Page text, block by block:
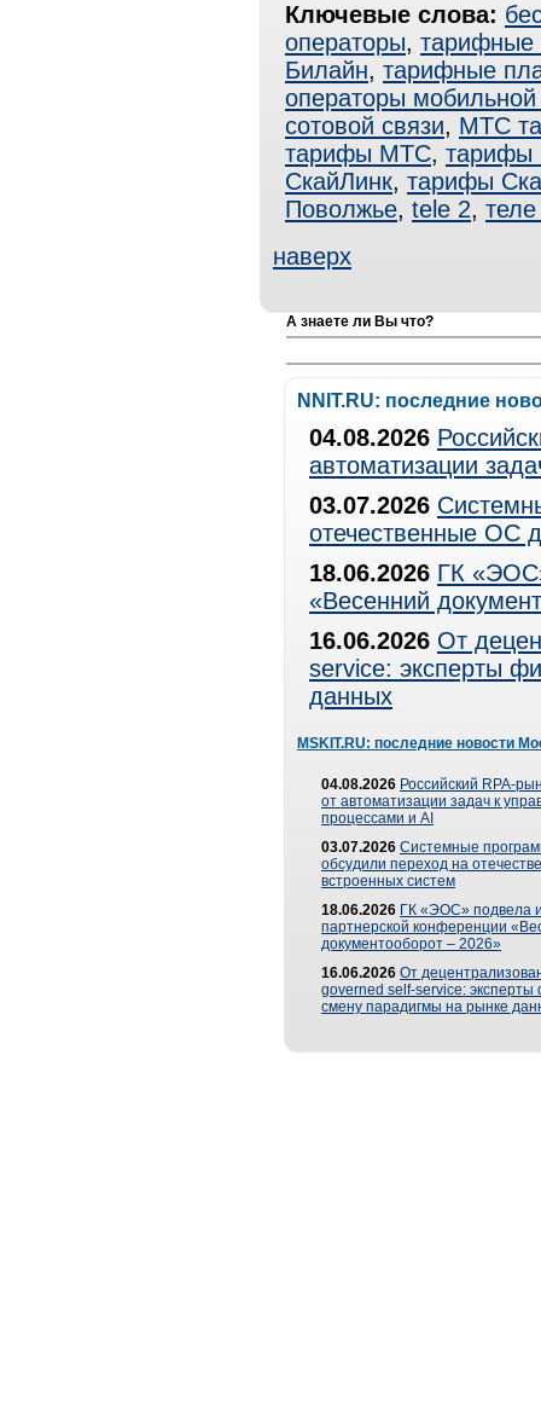
Ключевые слова:
операторы,
Билайн, тарифные
операторы мобильной
сотовой связи, МТС
тарифы МТС, тарифы
СкайЛинк, тарифы
Поволжье, tele 2,
наверх
А знаете ли Вы что?
NNIT.RU: последние
04.08.2026
автоматизации
03.07.2026
отечественные ОС
18.06.2026 ГК
«Весенний
16.06.2026 От
service: эксперты
данных
MSKIT.RU: последние новости
04.08.2026 Российский RPA-
от автоматизации задач к
процессами и AI
03.07.2026 Системные
обсудили переход на
встроенных систем
18.06.2026 ГК «ЭОС» подвела
партнерской конференции
документооборот – 2026»
16.06.2026 От
governed self-service: эксперты
смену парадигмы на рынке